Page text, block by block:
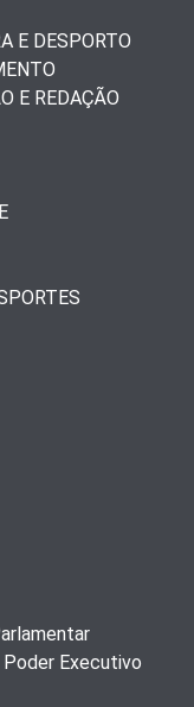
E DESPORTO
E REDAÇÃO
Executivo